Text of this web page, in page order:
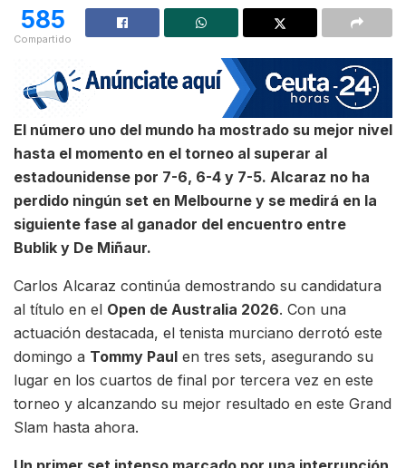
585
Compartido
El número uno del mundo ha mostrado su mejor nivel
hasta el momento en el torneo al superar al
estadounidense por 7-6, 6-4 y 7-5. Alcaraz no ha
perdido ningún set en Melbourne y se medirá en la
siguiente fase al ganador del encuentro entre
Bublik y De Miñaur.
Carlos Alcaraz continúa demostrando su candidatura
al título en el Open de Australia 2026. Con una
actuación destacada, el tenista murciano derrotó este
domingo a Tommy Paul en tres sets, asegurando su
lugar en los cuartos de final por tercera vez en este
torneo y alcanzando su mejor resultado en este Grand
Slam hasta ahora.